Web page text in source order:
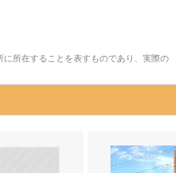
所在することを表すものであり、実際の